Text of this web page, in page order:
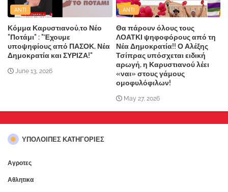
ANTI
Κόμμα Καρυστιανού,το Νέο
"Ποτάμι" : "Έχουμε
υποψηφίους από ΠΑΣΟΚ, Νέα
Δημοκρατία και ΣΥΡΙΖΑ!"
June 13, 2026
ANTI
Θα πάρουν όλους τους
ΛΟΑΤΚΙ ψηφοφόρους από τη
Νέα Δημοκρατία!! Ο Αλέξης
Τσίπρας υπόσχεται ειδική
αρωγή, η Καρυστιανού λέει
«ναι» στους γάμους
ομοφυλόφιλων!
May 27, 2026
ΥΠΌΛΟΙΠΕΣ ΚΑΤΗΓΟΡΊΕΣ
Αγροτες
Αθλητικα